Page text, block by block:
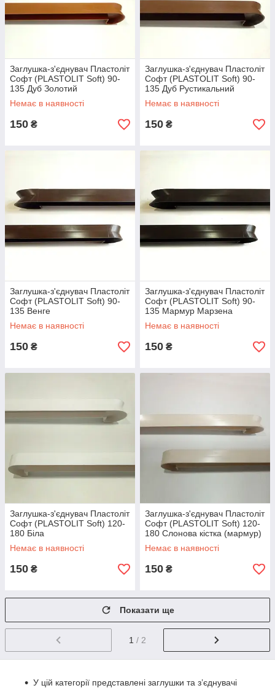
Заглушка-з'єднувач Пластоліт
Софт (PLASTOLIT Soft) 90-
135 Дуб Золотий
Немає в наявності
150 ₴
Заглушка-з'єднувач Пластоліт
Софт (PLASTOLIT Soft) 90-
135 Дуб Рустикальний
Немає в наявності
150 ₴
Заглушка-з'єднувач Пластоліт
Софт (PLASTOLIT Soft) 90-
135 Венге
Немає в наявності
150 ₴
Заглушка-з'єднувач Пластоліт
Софт (PLASTOLIT Soft) 90-
135 Мармур Марзена
Немає в наявності
150 ₴
Заглушка-з'єднувач Пластоліт
Софт (PLASTOLIT Soft) 120-
180 Біла
Немає в наявності
150 ₴
Заглушка-з'єднувач Пластоліт
Софт (PLASTOLIT Soft) 120-
180 Слонова кістка (мармур)
Немає в наявності
150 ₴
Показати ще
1 / 2
У цій категорії представлені заглушки та з’єднувачі